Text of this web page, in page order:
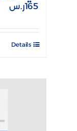
165ر.س
Details